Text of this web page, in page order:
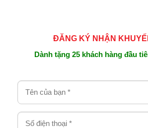
ĐĂNG KÝ NHẬN
Dành tặng 25 khách hàng đầu